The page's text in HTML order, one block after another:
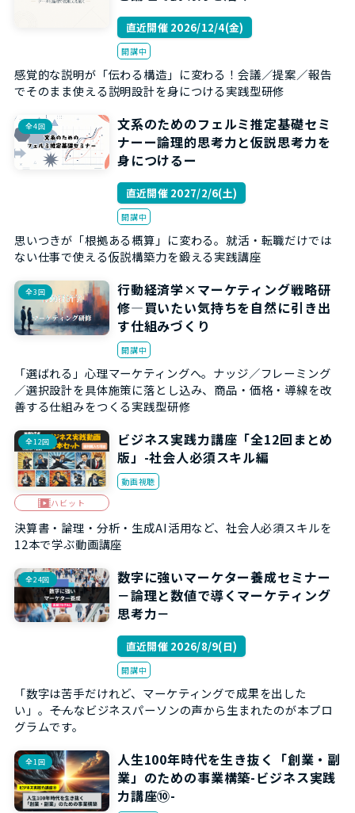
直近開催 2026/12/4(金)
開講中
感覚的な説明が「伝わる構造」に変わる！会議／提案／報告
でそのまま使える説明設計を身につける実践型研修
全4回
文系のためのフェルミ推定基礎セミ
ナーー論理的思考力と仮説思考力を
身につけるー
直近開催 2027/2/6(土)
開講中
思いつきが「根拠ある概算」に変わる。就活・転職だけでは
ない仕事で使える仮説構築力を鍛える実践講座
全3回
行動経済学×マーケティング戦略研
修―買いたい気持ちを自然に引き出
す仕組みづくり
開講中
「選ばれる」心理マーケティングへ。ナッジ／フレーミング
／選択設計を具体施策に落とし込み、商品・価格・導線を改
善する仕組みをつくる実践型研修
全12回
ハビット
ビジネス実践力講座「全12回まとめ
版」-社会人必須スキル編
動画視聴
決算書・論理・分析・生成AI活用など、社会人必須スキルを
12本で学ぶ動画講座
全24回
数字に強いマーケター養成セミナー
－論理と数値で導くマーケティング
思考力－
直近開催 2026/8/9(日)
開講中
「数字は苦手だけれど、マーケティングで成果を出した
い」。――そんなビジネスパーソンの声から生まれたのが本プロ
グラムです。
全1回
人生100年時代を生き抜く「創業・副
業」のための事業構築-ビジネス実践
力講座⑩-